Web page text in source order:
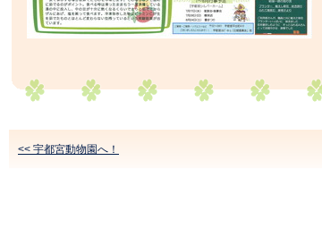
<< 宇都宮動物園へ！